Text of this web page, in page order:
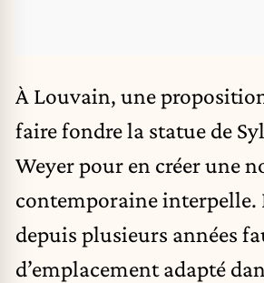
À Louvain, une
faire fondre la statue de
Weyer pour en créer une
contemporaine interpelle.
depuis plusieurs années
d’emplacement adapté